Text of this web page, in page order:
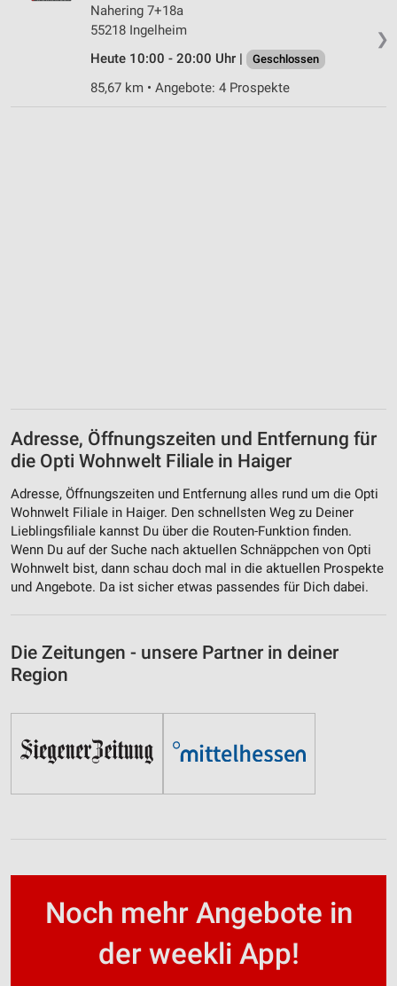
❯
Nahering 7+18a
55218 Ingelheim
Heute 10:00 - 20:00 Uhr |
Geschlossen
85,67 km • Angebote: 4 Prospekte
Adresse, Öffnungszeiten und Entfernung für
die Opti Wohnwelt Filiale in Haiger
Adresse, Öffnungszeiten und Entfernung alles rund um die Opti
Wohnwelt Filiale in Haiger. Den schnellsten Weg zu Deiner
Lieblingsfiliale kannst Du über die Routen-Funktion finden.
Wenn Du auf der Suche nach aktuellen Schnäppchen von Opti
Wohnwelt bist, dann schau doch mal in die aktuellen Prospekte
und Angebote. Da ist sicher etwas passendes für Dich dabei.
Die Zeitungen - unsere Partner in deiner
Region
Noch mehr Angebote in
der weekli App!